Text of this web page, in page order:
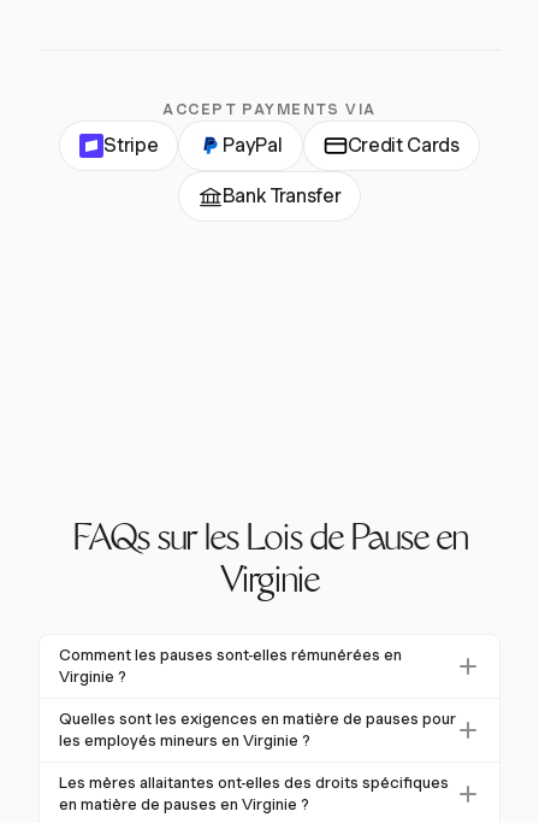
ACCEPT PAYMENTS VIA
Stripe PayPal Credit Cards
Bank Transfer
FAQs sur les Lois de Pause en
Virginie
Comment les pauses sont-elles rémunérées en
Virginie ?
En Virginie, si les employeurs accordent des pauses,
les courtes pauses (5-20 minutes) doivent être
longues (30 minutes ou plus) peuvent être non
rémunérées si l'employé est complètement libéré de
Quelles sont les exigences en matière de pauses pour
les employés mineurs en Virginie ?
Pour les mineurs de moins de 16 ans, la loi de Virginie
impose une pause de 30 minutes pour chaque
Les mères allaitantes ont-elles des droits spécifiques
en matière de pauses en Virginie ?